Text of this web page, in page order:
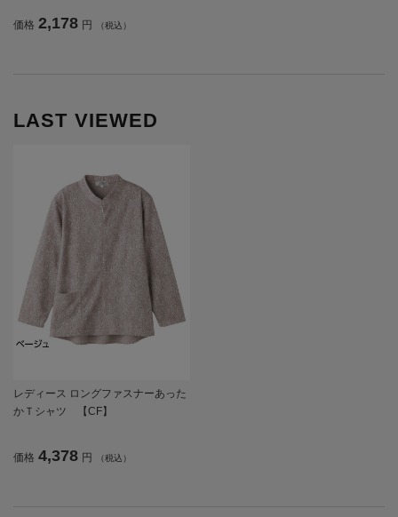
価格 2,178 円 （税込）
LAST VIEWED
レディース ロングファスナーあった
かＴシャツ 【CF】
価格 4,378 円 （税込）